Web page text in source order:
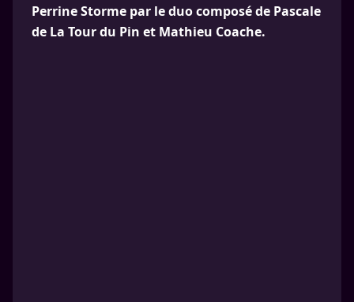
Perrine Storme par le duo composé de Pascale
de La Tour du Pin et Mathieu Coache.